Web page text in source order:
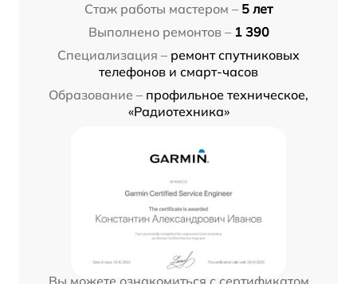
Стаж работы мастером – 5 лет
Выполнено ремонтов – 1 390
Специализация – ремонт спутниковых
телефонов и смарт-часов
Образование – профильное техническое,
«Радиотехника»